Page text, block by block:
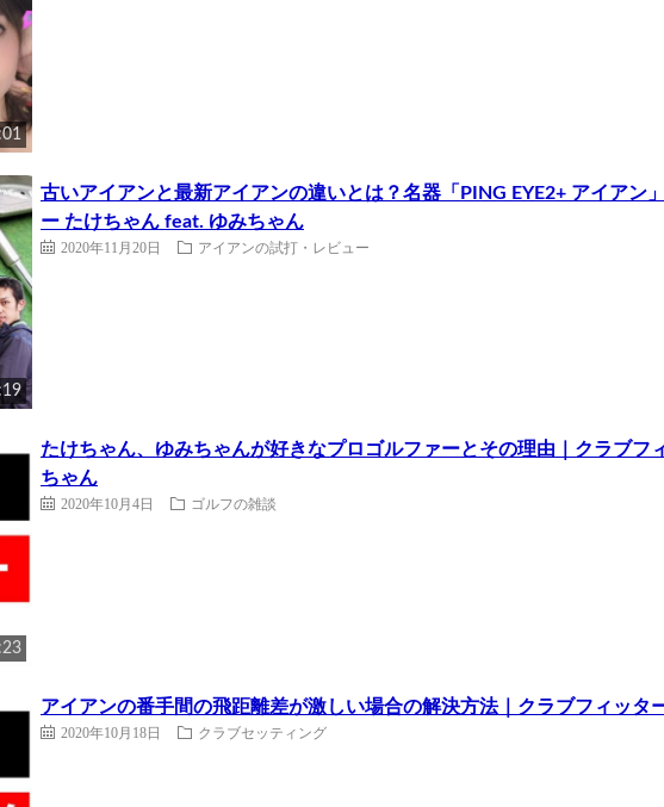
古いアイアンと最新アイアンの違いとは？名器「PING EYE2+ アイアン
ー たけちゃん feat. ゆみちゃん
2020年11月20日 アイアンの試打・レビュー
たけちゃん、ゆみちゃんが好きなプロゴルファーとその理由｜クラブフ
ちゃん
2020年10月4日 ゴルフの雑談
アイアンの番手間の飛距離差が激しい場合の解決方法｜クラブフィッタ
2020年10月18日 クラブセッティング